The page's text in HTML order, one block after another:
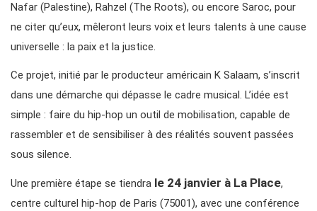
Nafar (Palestine), Rahzel (The Roots), ou encore Saroc, pour
ne citer qu’eux, mêleront leurs voix et leurs talents à une cause
universelle : la paix et la justice.
Ce projet, initié par le producteur américain K Salaam, s’inscrit
dans une démarche qui dépasse le cadre musical. L’idée est
simple : faire du hip-hop un outil de mobilisation, capable de
rassembler et de sensibiliser à des réalités souvent passées
sous silence.
Une première étape se tiendra le 24 janvier à La Place,
centre culturel hip-hop de Paris (75001), avec une conférence